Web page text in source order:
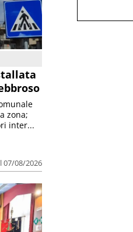
07/08/2026
zona;
inter...